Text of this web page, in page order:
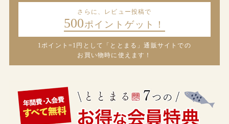
さらに、レビュー投稿で
500ポイントゲット！
1ポイント=1円として「ととまる」通販サイトでの
お買い物時に使えます！